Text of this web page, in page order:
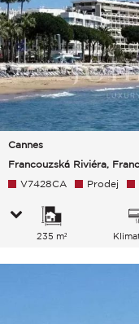
Cannes
Francouzská Riviéra,
V7428CA Prodej
235 m²